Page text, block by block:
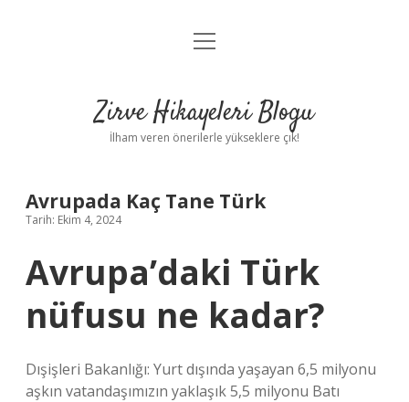
Anasayfa
Yasal Uyarı
menüyü
Zirve Hikayeleri Blogu
İlham veren önerilerle yükseklere çık!
Avrupada Kaç Tane Türk
Tarih: Ekim 4, 2024
Avrupa’daki Türk
nüfusu ne kadar?
Dışişleri Bakanlığı: Yurt dışında yaşayan 6,5 milyonu
aşkın vatandaşımızın yaklaşık 5,5 milyonu Batı